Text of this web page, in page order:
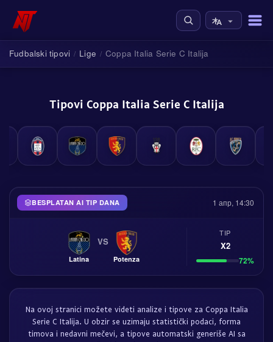
Fudbalski tipovi / Lige / Coppa Italia Serie C Italija
Tipovi Coppa Italia Serie C Italija
BESPLATAN AI TIP DANA 1 апр, 14:30
Latina
VS
Potenza
TIP
X2
72%
Na ovoj stranici možete videti analize i tipove za Coppa Italia
Serie C Italija. U obzir se uzimaju statistički podaci, forma
timova i nedavni mečevi, a tipove automatski generiše AI sa